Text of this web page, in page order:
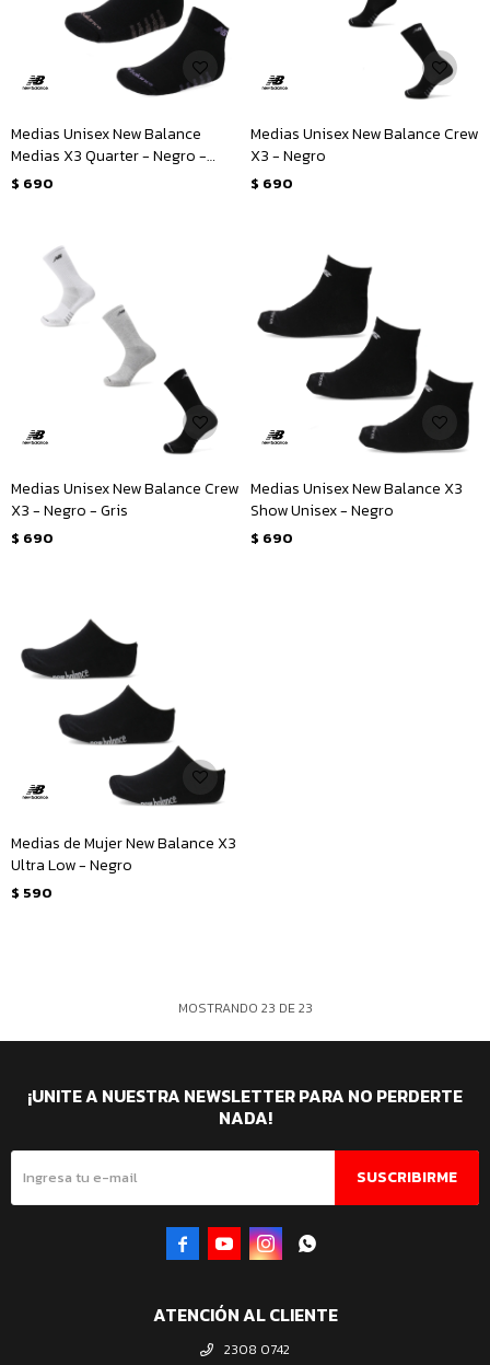
Medias Unisex New Balance
Medias X3 Quarter - Negro -
Rosa - Violeta
$ 690
Medias Unisex New Balance Crew
X3 - Negro
$ 690
Medias Unisex New Balance Crew
X3 - Negro - Gris
$ 690
Medias Unisex New Balance X3
Show Unisex - Negro
$ 690
Medias de Mujer New Balance X3
Ultra Low - Negro
$ 590
MOSTRANDO 23 DE23
ATENCIÓN AL CLIENTE
2308 0742
¡UNITE A NUESTRA NEWSLETTER PARA NO PERDERTE
NADA!
SUSCRIBIRME
   